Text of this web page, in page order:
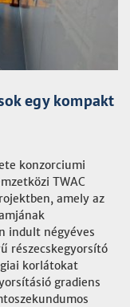
egy kompakt
konzorciumi
TWAC
amely az
indult négyéves
részecskegyorsító
korlátokat
gradiens